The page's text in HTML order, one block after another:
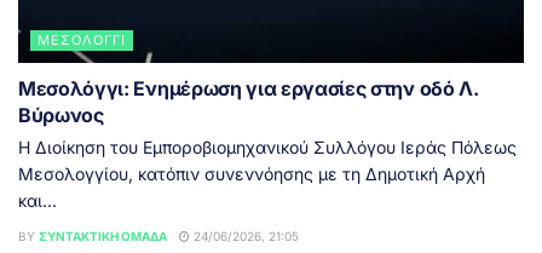
ΜΕΣΟΛΌΓΓΙ
Μεσολόγγι: Ενημέρωση για εργασίες στην οδό Λ.
Βύρωνος
Η Διοίκηση του Εμποροβιομηχανικού Συλλόγου Ιεράς Πόλεως
Μεσολογγίου, κατόπιν συνεννόησης με τη Δημοτική Αρχή
και...
BY ΣΥΝΤΑΚΤΙΚΉ ΟΜΆΔΑ 24/06/2026, 21:05